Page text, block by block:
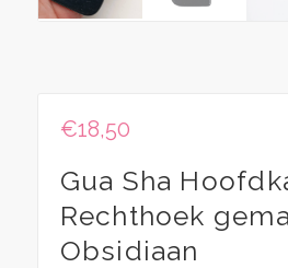
€18,50
Gua Sha
Rechthoek
Obsidiaan